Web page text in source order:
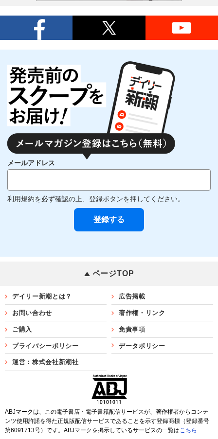
メールアドレス
利用規約を必ず確認の上、登録ボタンを押してください。
ページTOP
デイリー新潮とは？ 広告掲載
お問い合わせ 著作権・リンク
ご購入 免責事項
プライバシーポリシー データポリシー
運営：株式会社新潮社
ABJマークは、この電子書店・電子書籍配信サービスが、著作権者からコンテ
ンツ使用許諾を得た正規版配信サービスであることを示す登録商標（登録番号
第6091713号）です。ABJマークを掲示しているサービスの一覧はこちら